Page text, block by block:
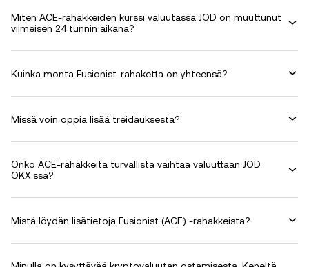
Miten ACE-rahakkeiden kurssi valuutassa JOD on muuttunut
viimeisen 24 tunnin aikana?
Kuinka monta Fusionist-rahaketta on yhteensä?
Missä voin oppia lisää treidauksesta?
Onko ACE-rahakkeita turvallista vaihtaa valuuttaan JOD
OKX:ssä?
Mistä löydän lisätietoja Fusionist (ACE) -rahakkeista?